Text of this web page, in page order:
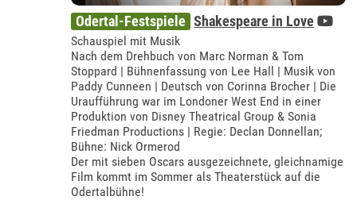
Odertal-Festspiele Shakespeare in Love
Schauspiel mit Musik
Nach dem Drehbuch von Marc Norman & Tom
Stoppard | Bühnenfassung von Lee Hall | Musik von
Paddy Cunneen | Deutsch von Corinna Brocher | Die
Uraufführung war im Londoner West End in einer
Produktion von Disney Theatrical Group & Sonia
Friedman Productions | Regie: Declan Donnellan;
Bühne: Nick Ormerod
Der mit sieben Oscars ausgezeichnete, gleichnamige
Film kommt im Sommer als Theaterstück auf die
Odertalbühne!